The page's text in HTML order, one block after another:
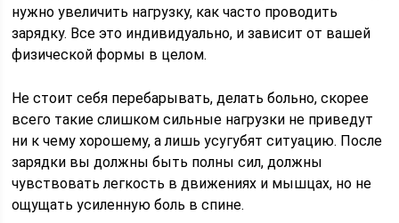
нужно увеличить нагрузку, как часто проводить
зарядку. Все это индивидуально, и зависит от вашей
физической формы в целом.
Не стоит себя перебарывать, делать больно, скорее
всего такие слишком сильные нагрузки не приведут
ни к чему хорошему, а лишь усугубят ситуацию. После
зарядки вы должны быть полны сил, должны
чувствовать легкость в движениях и мышцах, но не
ощущать усиленную боль в спине.